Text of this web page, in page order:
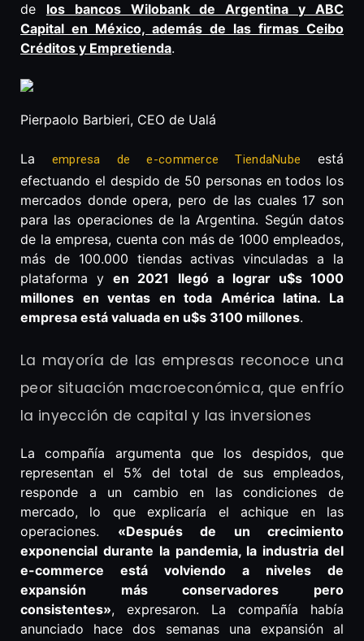
de los bancos Wilobank de Argentina y ABC
Capital en México, además de las firmas Ceibo
Créditos y Empretienda.
Pierpaolo Barbieri, CEO de Ualá
La empresa de e-commerce TiendaNube
está
efectuando el despido de 50 personas en todos los
mercados donde opera, pero de las cuales 17 son
para las operaciones de la Argentina. Según datos
de la empresa, cuenta con más de 1000 empleados,
más de 100.000 tiendas activas vinculadas a la
plataforma yen 2021 llegó a lograr u$s 1000
millones en ventas en toda América latina. La
empresa está valuada en u$s 3100 millones.
La mayoría de las empresas reconoce una
peor situación macroeconómica, que enfrío
la inyección de capital y las inversiones
La compañía argumenta que los despidos, que
representan el 5% del total de sus empleados,
responde a un cambio en las condiciones de
mercado, lo que explicaría el achique en las
operaciones. «Después de un crecimiento
exponencial durante la pandemia, la industria del
e-commerce está volviendo a niveles de
expansión más conservadores pero
consistentes», expresaron. La compañía había
anunciado hace dos semanas una expansión al